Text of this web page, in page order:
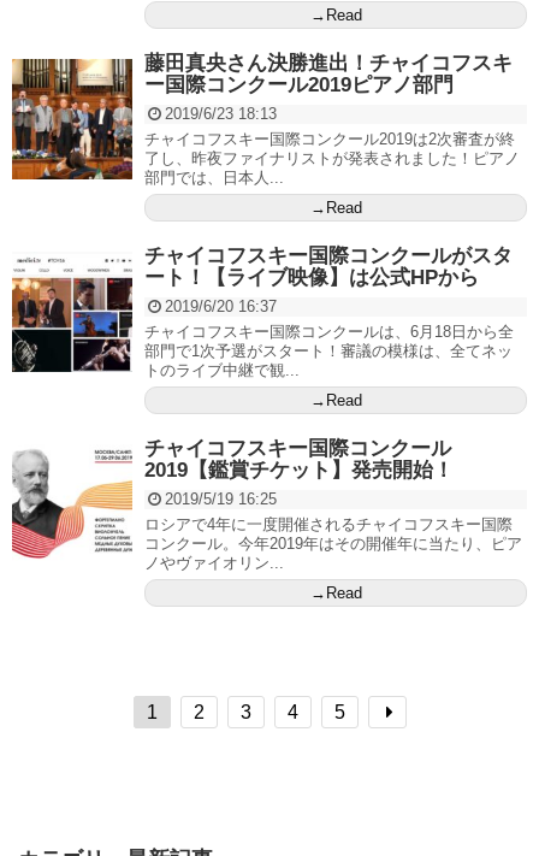
→Read
藤田真央さん決勝進出！チャイコフスキ
ー国際コンクール2019ピアノ部門
2019/6/23 18:13
チャイコフスキー国際コンクール2019は2次審査が終
了し、昨夜ファイナリストが発表されました！ピアノ
部門では、日本人...
→Read
チャイコフスキー国際コンクールがスタ
ート！【ライブ映像】は公式HPから
2019/6/20 16:37
チャイコフスキー国際コンクールは、6月18日から全
部門で1次予選がスタート！審議の模様は、全てネッ
トのライブ中継で観...
→Read
チャイコフスキー国際コンクール
2019【鑑賞チケット】発売開始！
2019/5/19 16:25
ロシアで4年に一度開催されるチャイコフスキー国際
コンクール。今年2019年はその開催年に当たり、ピア
ノやヴァイオリン...
→Read
1 2 3 4 5